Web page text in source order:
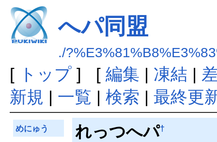
へパ同盟
./
[ トップ] [ 編集 | 凍結 |
新規 | 一覧 | 検索 | 最終更
めにゅう れっつへパ†